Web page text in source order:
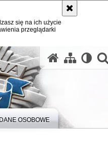
się na ich użycie
przeglądarki
OSOBOWE